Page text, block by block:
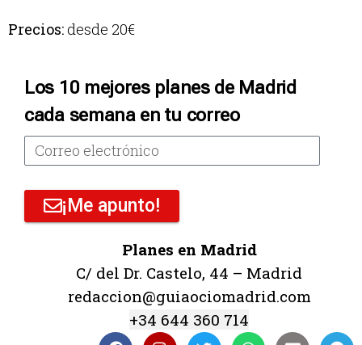
Precios:desde 20€
Los 10 mejores planes de Madrid
cada semana en tu correo
¡Me apunto!
Planes en Madrid
C/ del Dr. Castelo, 44 – Madrid
redaccion@guiaociomadrid.com
+34 644 360 714